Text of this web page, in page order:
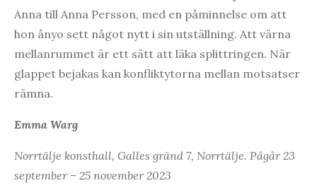
Anna till Anna Persson, med en påminnelse om att
hon ånyo sett något nytt i sin utställning. Att värna
mellanrummet är ett sätt att läka splittringen. När
glappet bejakas kan konfliktytorna mellan motsatser
rämna.
Emma Warg
Norrtälje konsthall, Galles gränd 7, Norrtälje. Pågår 23
september – 25 november 2023